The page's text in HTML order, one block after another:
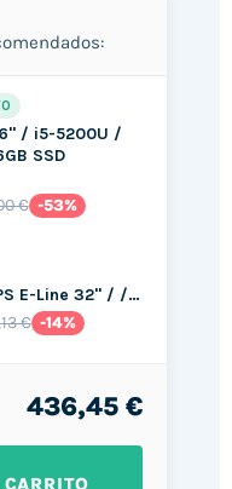
/ i5-5200U /
SSD
€ -53%
E-Line 32" / /…
€ -14%
436,45 €